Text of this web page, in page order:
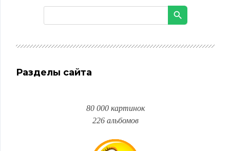
Разделы сайта
80 000 картинок
226 альбомов